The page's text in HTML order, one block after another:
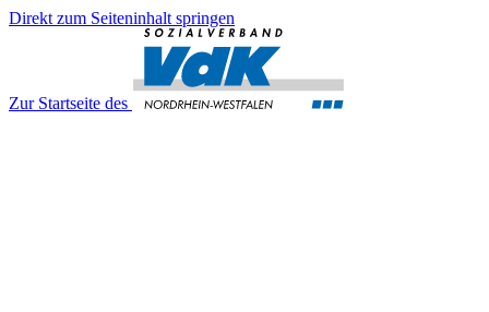
Direkt zum Seiteninhalt springen
Zur Startseite des